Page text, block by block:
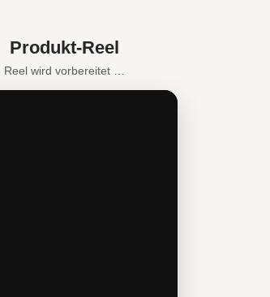
Produkt-Reel
Reel wird vorbereitet …